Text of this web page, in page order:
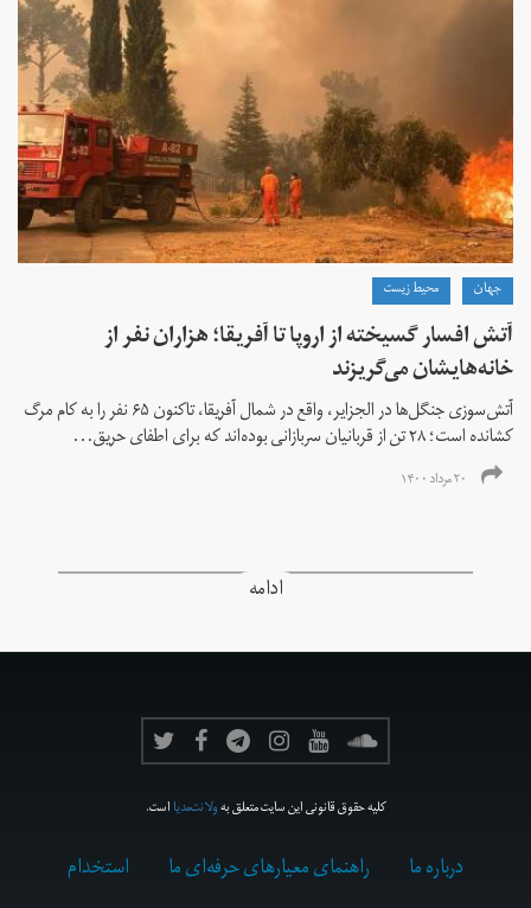
جهان محیط زیست
آتش افسار گسیخته از اروپا تا آفریقا؛ هزاران نفر از
خانه‌هایشان می‌گریزند
آتش‌سوزی جنگل‌ها در الجزایر، واقع در شمال آفریقا، تاکنون ۶۵ نفر را به کام مرگ
کشانده است؛ ۲۸ تن از قربانیان سربازانی بوده‌اند که برای اطفای حریق...
۲۰ مرداد ۱۴۰۰
ادامه
کلیه حقوق قانونی این سایت متعلق بهولانت‌مدیااست.
درباره ما راهنمای معیارهای حرفه‌ای ما
استخدام